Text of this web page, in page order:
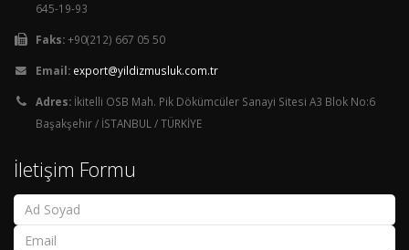
645-19-93
Faks:+90(212) 667 05 50
Email: export@yildizmusluk.com.tr
Adres: İkitelli OSB Mah. Pik Dökümcüler Sanayi Sitesi A3 Blok No:6
Başakşehir / İSTANBUL / TÜRKİYE
İletişim Formu